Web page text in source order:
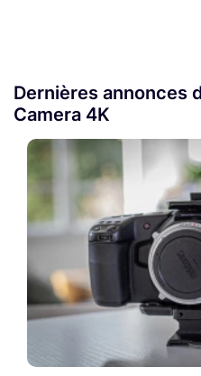
Dernières annonces
Camera 4K